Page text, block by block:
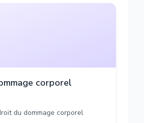
corporel
du dommage corporel